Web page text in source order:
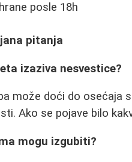
posle 18h
pitanja
izaziva nesvestice?
može doći do osećaja
Ako se pojave bilo
mogu izgubiti?